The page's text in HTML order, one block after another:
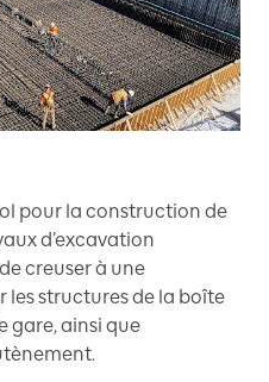
pour la construction de
d’excavation
creuser à une
structures de la boîte
gare, ainsi que